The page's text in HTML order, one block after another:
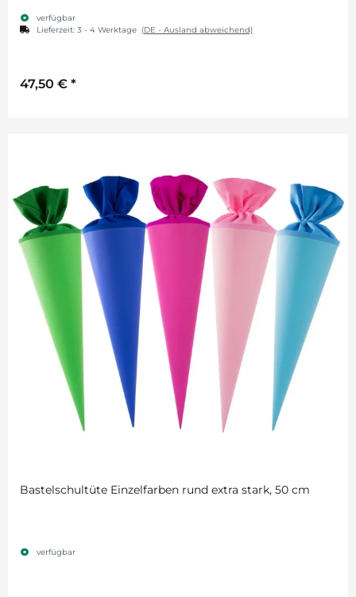
verfügbar
Lieferzeit: 3 - 4 Werktage (DE - Ausland abweichend)
47,50 € *
Bastelschultüte Einzelfarben rund extra stark, 50 cm
verfügbar